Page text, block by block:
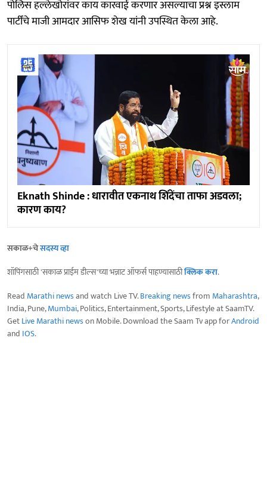
पोलिस हल्लेखोरांवर काय कारवाई करणार असल्याचा प्रश्न इस्लाम
पार्टींचे माजी आमदार आसिफ शेख यांनी उपस्थित केला आहे.
Eknath Shinde : धारावीत एकनाथ शिंदेंचा ताफा अडवला;
कारण काय?
सकाळ+चेसदस्य व्हा
शॉपिंगसाठी 'सकाळ प्राईम डील्स'च्या भन्नाट ऑफर्स पाहण्यासाठीक्लिक करा.
Read Marathi newsand watch Live TV.Breaking newsfrom Maharashtra,
India, Pune,Mumbai, Politics, Entertainment, Sports, Lifestyle at SaamTV.
GetLive Marathi newson Mobile. Download the Saam Tv app forAndroid
and IOS.